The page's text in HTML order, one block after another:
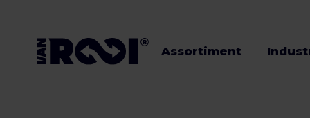
Assortiment